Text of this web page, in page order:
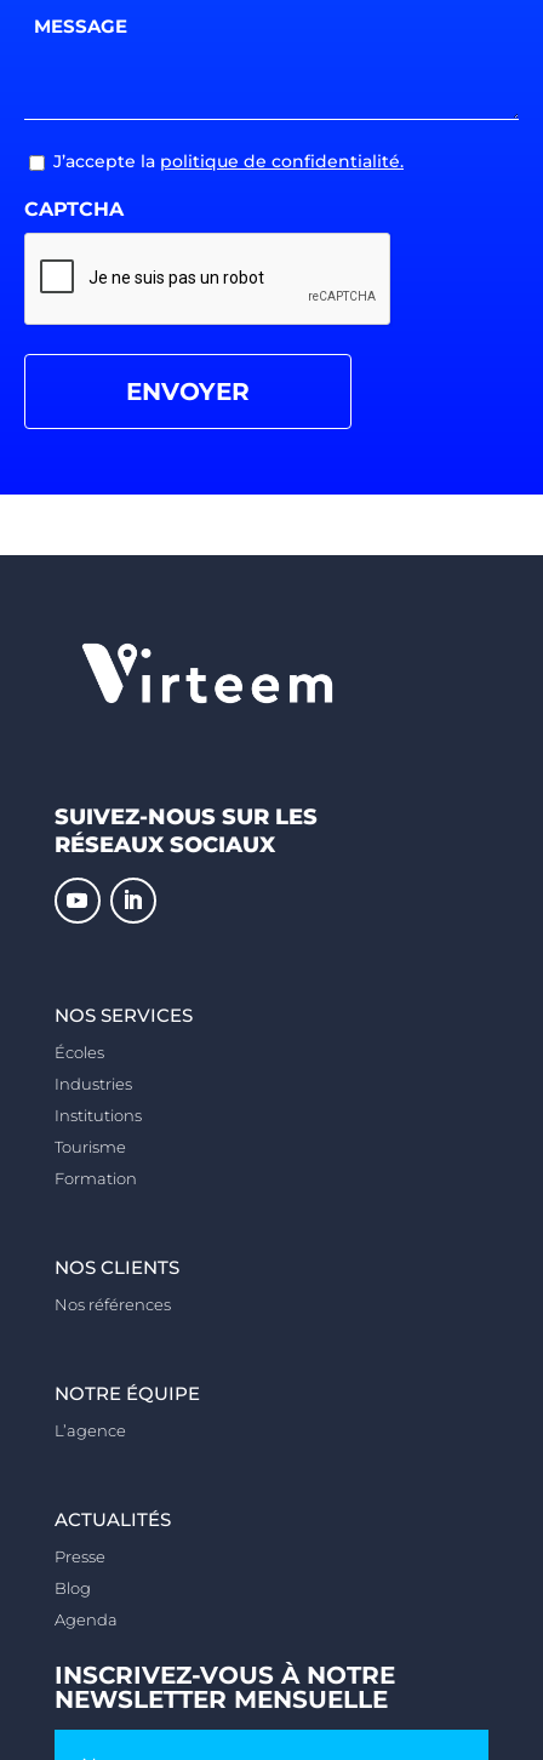
Message
RGPDJ’accepte la politique de confidentialité.
CAPTCHA
SUIVEZ-NOUS SUR LES
RÉSEAUX SOCIAUX
NOS SERVICES
Écoles
Industries
Institutions
Tourisme
Formation
NOS CLIENTS
Nos références
NOTRE ÉQUIPE
L’agence
ACTUALITÉS
Presse
Blog
Agenda
INSCRIVEZ-VOUS À NOTRE
NEWSLETTER MENSUELLE